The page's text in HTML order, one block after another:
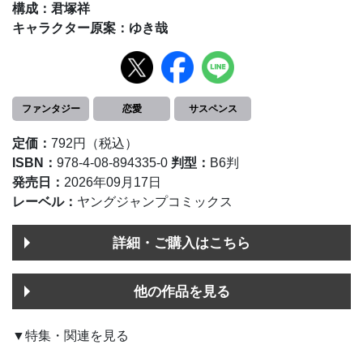
構成：君塚祥
キャラクター原案：ゆき哉
ファンタジー 恋愛 サスペンス
定価： 792円（税込）
ISBN： 978-4-08-894335-0 判型： B6判
発売日： 2026年09月17日
レーベル： ヤングジャンプコミックス
詳細・ご購入はこちら
他の作品を見る
▼特集・関連を見る